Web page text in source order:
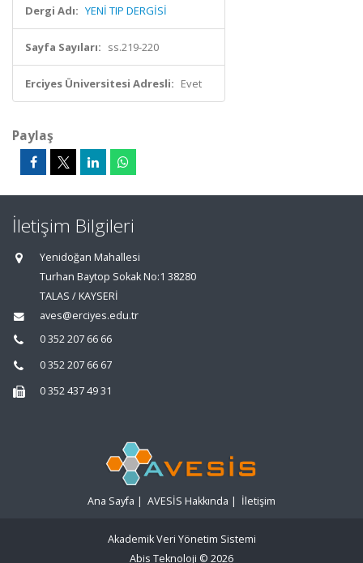
Dergi Adı: YENİ TIP DERGİSİ
Sayfa Sayıları: ss.219-220
Erciyes Üniversitesi Adresli: Evet
Paylaş
İletişim Bilgileri
Yenidoğan Mahallesi
Turhan Baytop Sokak No:1 38280
TALAS / KAYSERİ
aves@erciyes.edu.tr
0 352 207 66 66
0 352 207 66 67
0 352 437 49 31
Ana Sayfa | AVESİS Hakkında | İletişim
Akademik Veri Yönetim Sistemi
Abis Teknoloji © 2026